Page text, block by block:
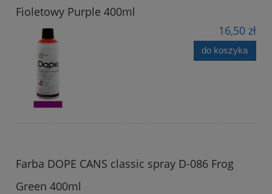
Fioletowy Purple 400ml
16,50 zł
do koszyka
Farba DOPE CANS classic spray D-086 Frog
Green 400ml